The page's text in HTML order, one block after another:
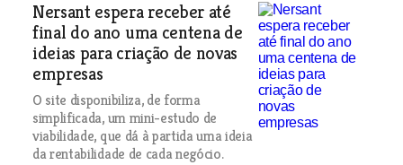
Nersant espera receber até
final do ano uma centena de
ideias para criação de novas
empresas
O site disponibiliza, de forma
simplificada, um mini-estudo de
viabilidade, que dá à partida uma ideia
da rentabilidade de cada negócio.